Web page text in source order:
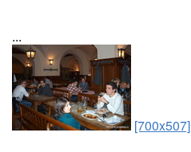
...
[700x507]